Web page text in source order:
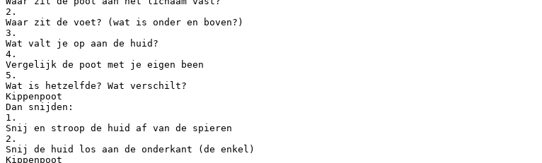
2.
Waar zit de voet? (wat is onder en boven?)
3.
Wat valt je op aan de huid?
4.
Vergelijk de poot met je eigen been
5.
Wat is hetzelfde? Wat verschilt?
Kippenpoot
Dan snijden:
1.
Snij en stroop de huid af van de spieren
2.
Snij de huid los aan de onderkant (de enkel)
Kippenpoot